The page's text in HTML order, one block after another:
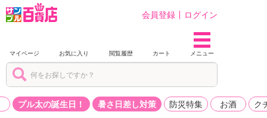
会員登録 ログイン
マイページ お気に入り 閲覧履歴 カート メニュー
プル太の誕生日！ 暑さ日差し対策 防災特集 お酒 ク